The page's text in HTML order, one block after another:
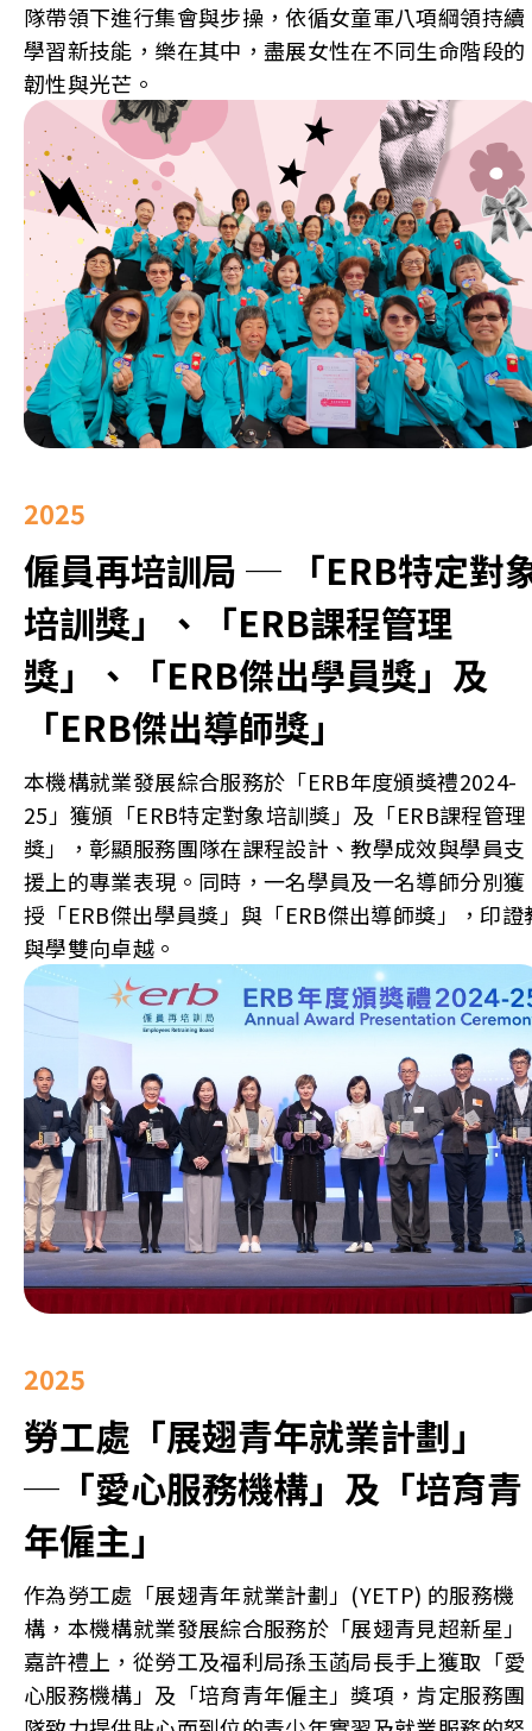
隊帶領下進行集會與步操，依循女童軍八項綱領持續
學習新技能，樂在其中，盡展女性在不同生命階段的
韌性與光芒。
2025
僱員再培訓局 ─ 「ERB特定對
培訓獎」、「ERB課程管理
獎」、「ERB傑出學員獎」及
「ERB傑出導師獎」
本機構就業發展綜合服務於「ERB年度頒獎禮2024-
25」獲頒「ERB特定對象培訓獎」及「ERB課程管理
獎」，彰顯服務團隊在課程設計、教學成效與學員支
援上的專業表現。同時，一名學員及一名導師分別獲
授「ERB傑出學員獎」與「ERB傑出導師獎」，印證
與學雙向卓越。
2025
勞工處「展翅青年就業計劃」
─「愛心服務機構」及「培育青
年僱主」
作為勞工處「展翅青年就業計劃」(YETP) 的服務機
構，本機構就業發展綜合服務於「展翅青見超新星」
嘉許禮上，從勞工及福利局孫玉菡局長手上獲取「愛
心服務機構」及「培育青年僱主」獎項，肯定服務團